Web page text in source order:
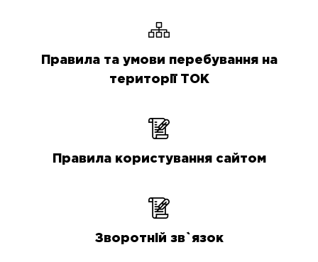
Правила та умови перебування на
території ТОК
Правила користування сайтом
Зворотній зв`язок